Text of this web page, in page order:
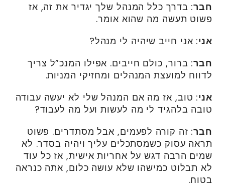
חבר: בדרך כלל המנהל שלך יגדיר את זה, אז
פשוט תעשה מה שהוא אומר.
אני: אני חייב שיהיה לי מנהל?
חבר: ברור, כולם חייבים. אפילו המנכ”ל צריך
לדווח למועצת המנהלים ומחזיקי המניות.
אני: טוב, אז מה אם המנהל שלי לא יעשה עבודה
טובה בלהגיד לי מה לעשות ועל מה לעבוד?
חבר: זה קורה לפעמים, אבל מסתדרים. פשוט
תראה עסוק כשמסתכלים עליך ויהיה בסדר. לא
שמים הרבה דגש על אחריות אישית, אז כל עוד
לא תבלוט כמישהו שלא עושה כלום, אתה כנראה
בטוח.